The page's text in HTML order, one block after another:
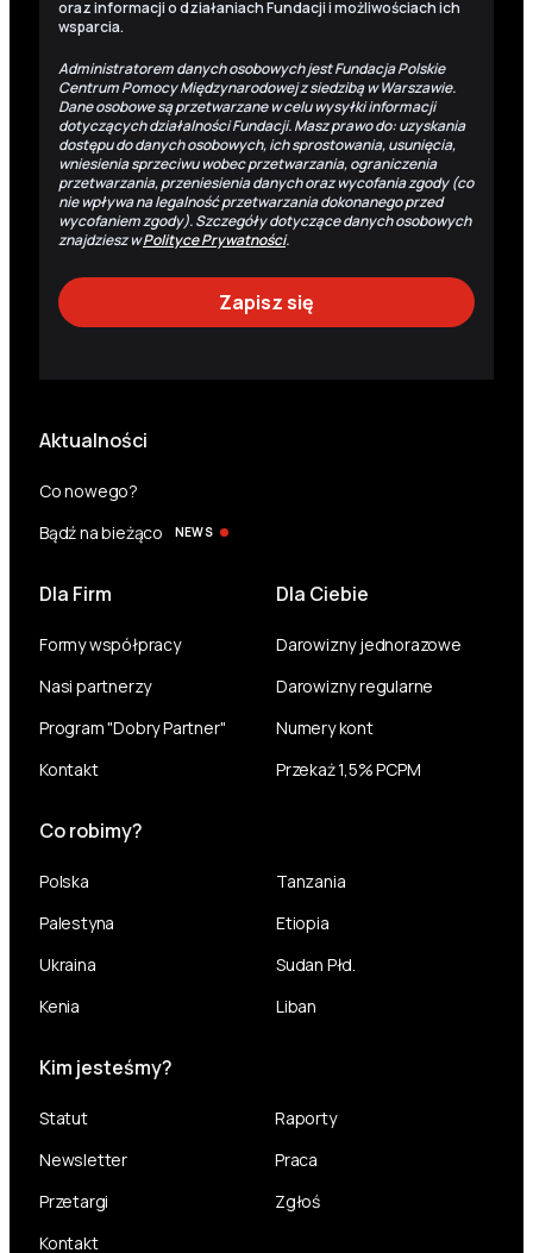
oraz informacji o działaniach Fundacji i możliwościach ich
wsparcia.
Administratorem danych osobowych jest Fundacja Polskie
Centrum Pomocy Międzynarodowej z siedzibą w Warszawie.
Dane osobowe są przetwarzane w celu wysyłki informacji
dotyczących działalności Fundacji. Masz prawo do: uzyskania
dostępu do danych osobowych, ich sprostowania, usunięcia,
wniesienia sprzeciwu wobec przetwarzania, ograniczenia
przetwarzania, przeniesienia danych oraz wycofania zgody (co
nie wpływa na legalność przetwarzania dokonanego przed
wycofaniem zgody). Szczegóły dotyczące danych osobowych
znajdziesz wPolityce Prywatności.
Aktualności
Co nowego?
Bądź na bieżąco
NEWS
Dla Firm
Formy współpracy
Nasi partnerzy
Program "Dobry Partner"
Kontakt
Dla Ciebie
Darowizny jednorazowe
Darowizny regularne
Numery kont
Przekaż 1,5% PCPM
Co robimy?
Polska
Palestyna
Ukraina
Kenia
Tanzania
Etiopia
Sudan Płd.
Liban
Kim jesteśmy?
Statut
Raporty
Newsletter
Praca
Przetargi
Zgłoś
Kontakt